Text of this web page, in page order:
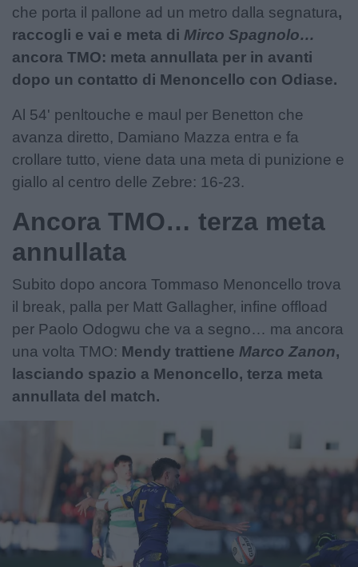
che porta il pallone ad un metro dalla segnatura,
raccogli e vai e meta di Mirco Spagnolo…
ancora TMO: meta annullata per in avanti
dopo un contatto di Menoncello con Odiase.
Al 54' penltouche e maul per Benetton che
avanza diretto, Damiano Mazza entra e fa
crollare tutto, viene data una meta di punizione e
giallo al centro delle Zebre: 16-23.
Ancora TMO… terza meta
annullata
Subito dopo ancora Tommaso Menoncello trova
il break, palla per Matt Gallagher, infine offload
per Paolo Odogwu che va a segno… ma ancora
una volta TMO: Mendy trattiene Marco Zanon,
lasciando spazio a Menoncello, terza meta
annullata del match.